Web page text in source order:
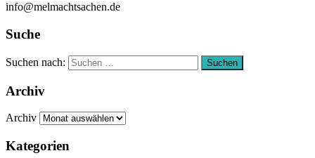
info@melmachtsachen.de
Suche
Suchen nach: Suchen
Archiv
Archiv
Kategorien